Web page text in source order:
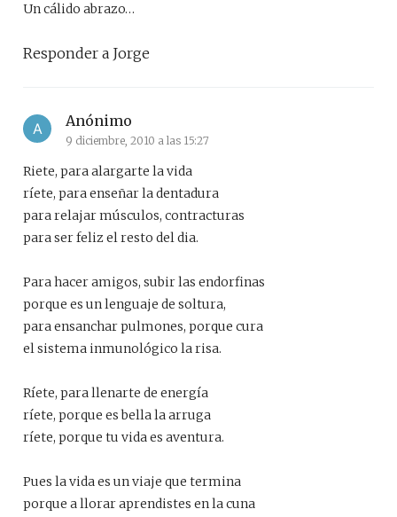
Un cálido abrazo…
Responder a Jorge
Anónimo
9 diciembre, 2010 a las 15:27
Riete, para alargarte la vida
ríete, para enseñar la dentadura
para relajar músculos, contracturas
para ser feliz el resto del dia.
Para hacer amigos, subir las endorfinas
porque es un lenguaje de soltura,
para ensanchar pulmones, porque cura
el sistema inmunológico la risa.
Ríete, para llenarte de energía
ríete, porque es bella la arruga
ríete, porque tu vida es aventura.
Pues la vida es un viaje que termina
porque a llorar aprendistes en la cuna